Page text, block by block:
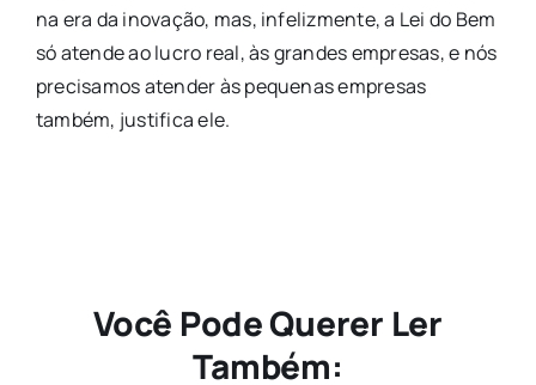
na era da inovação, mas, infelizmente, a Lei do Bem
só atende ao lucro real, às grandes empresas, e nós
precisamos atender às pequenas empresas
também, justifica ele.
Você Pode Querer Ler
Também: